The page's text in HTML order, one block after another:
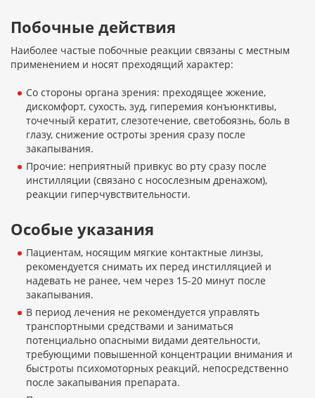
Побочные действия
Наиболее частые побочные реакции связаны с местным
применением и носят преходящий характер:
Со стороны органа зрения: преходящее жжение,
дискомфорт, сухость, зуд, гиперемия конъюнктивы,
точечный кератит, слезотечение, светобоязнь, боль в
глазу, снижение остроты зрения сразу после
закапывания.
Прочие: неприятный привкус во рту сразу после
инстилляции (связано с носослезным дренажом),
реакции гиперчувствительности.
Особые указания
Пациентам, носящим мягкие контактные линзы,
рекомендуется снимать их перед инстилляцией и
надевать не ранее, чем через 15-20 минут после
закапывания.
В период лечения не рекомендуется управлять
транспортными средствами и заниматься
потенциально опасными видами деятельности,
требующими повышенной концентрации внимания и
быстроты психомоторных реакций, непосредственно
после закапывания препарата.